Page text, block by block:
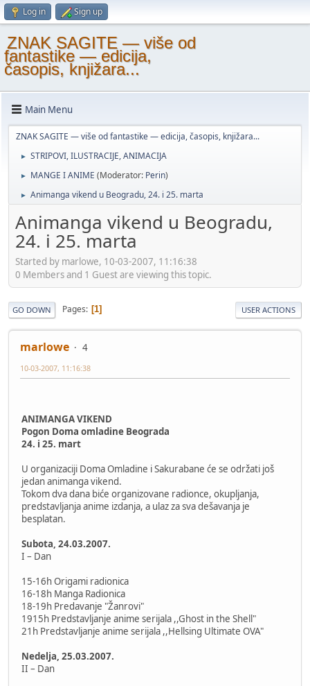
Log in Sign up
ZNAK SAGITE — više od
fantastike — edicija,
časopis, knjižara...
Main Menu
ZNAK SAGITE — više od fantastike — edicija, časopis, knjižara...
► STRIPOVI, ILUSTRACIJE, ANIMACIJA
► MANGE I ANIME (Moderator: Perin)
► Animanga vikend u Beogradu, 24. i 25. marta
Animanga vikend u Beogradu,
24. i 25. marta
Started by marlowe, 10-03-2007, 11:16:38
0 Members and 1 Guest are viewing this topic.
GO DOWN Pages 1 USER ACTIONS
marlowe 4
10-03-2007, 11:16:38
ANIMANGA VIKEND
Pogon Doma omladine Beograda
24. i 25. mart
U organizaciji Doma Omladine i Sakurabane će se održati još
jedan animanga vikend.
Tokom dva dana biće organizovane radionce, okupljanja,
predstavljanja anime izdanja, a ulaz za sva dešavanja je
besplatan.
Subota, 24.03.2007.
I – Dan
15-16h Origami radionica
16-18h Manga Radionica
18-19h Predavanje "Žanrovi"
1915h Predstavljanje anime serijala ,,Ghost in the Shell"
21h Predstavljanje anime serijala ,,Hellsing Ultimate OVA"
Nedelja, 25.03.2007.
II – Dan